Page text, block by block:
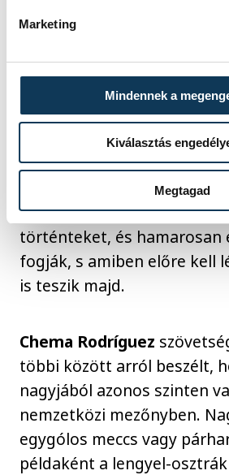
Marketing
Mindennek a
Kiválasztás
Megtagad
alul. Nem feltétlenül
- nyilatkozta a játékosként
olimpiai negyedik
Mint mondta, reálisan kell
történteket, és hamarosan
fogják, s amiben előre kell
is teszik majd.
Chema Rodríguez
többi között arról beszélt,
nagyjából azonos szinten
nemzetközi mezőnyben.
egygólos meccs vagy
példaként a lengyel-